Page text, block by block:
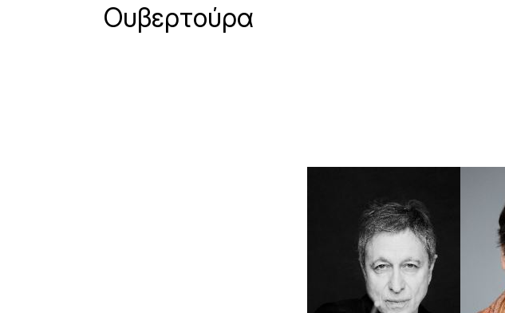
Ουβερτούρα